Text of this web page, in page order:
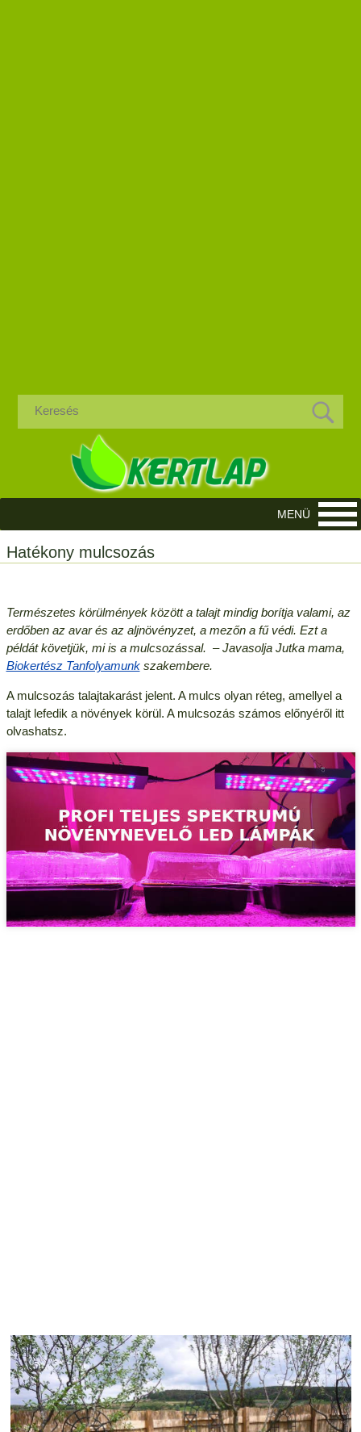
Hatékony mulcsozás
Természetes körülmények között a talajt mindig borítja valami, az
erdőben az avar és az aljnövényzet, a mezőn a fű védi. Ezt a
példát követjük, mi is a mulcsozással. – Javasolja Jutka mama,
Biokertész Tanfolyamunkszakembere.
A mulcsozás talajtakarást jelent. A mulcs olyan réteg, amellyel a
talajt lefedik a növények körül. A mulcsozás számos előnyéről itt
olvashatsz.